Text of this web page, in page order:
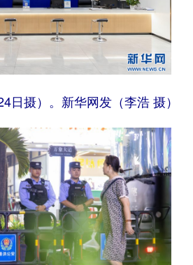
日摄）。新华网发（李浩 摄）